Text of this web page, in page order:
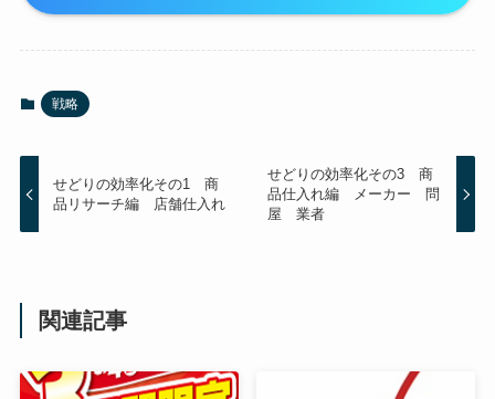
戦略
せどりの効率化その1 商
品リサーチ編 店舗仕入れ
せどりの効率化その3 商
品仕入れ編 メーカー 問
屋 業者
関連記事